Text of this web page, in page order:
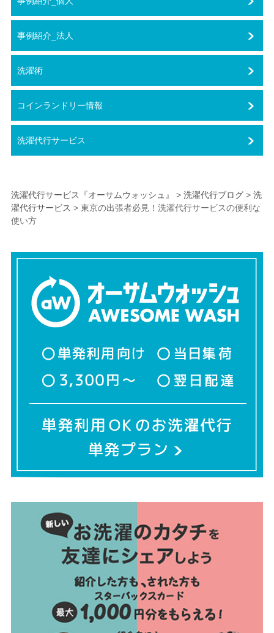
事例紹介_法人
洗濯術
コインランドリー情報
洗濯代行サービス
洗濯代行サービス『オーサムウォッシュ』 > 洗濯代行ブログ> 洗
濯代行サービス > 東京の出張者必見！洗濯代行サービスの便利な
使い方